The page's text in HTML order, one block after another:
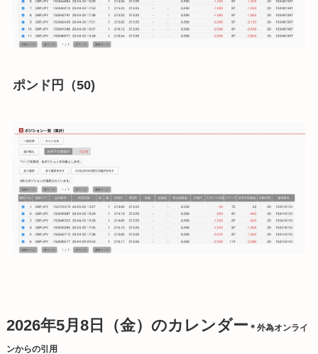
ポンド円（50)
2026年5月8日（金）のカレンダー ＊外為オンライ
ンからの引用